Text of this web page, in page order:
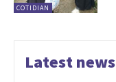
COTIDIAN
Latest news